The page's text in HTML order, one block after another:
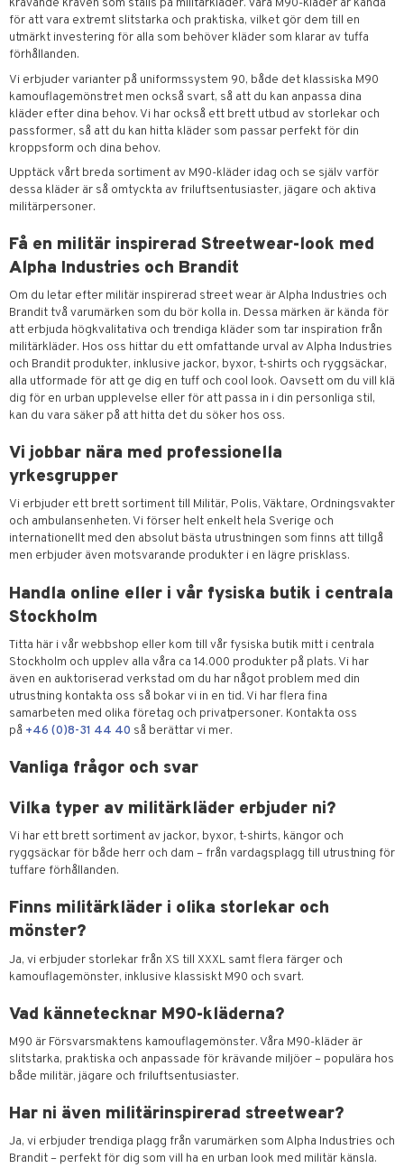
krävande kraven som ställs på militärkläder. Våra M90-kläder är kända
för att vara extremt slitstarka och praktiska, vilket gör dem till en
utmärkt investering för alla som behöver kläder som klarar av tuffa
förhållanden.
Vi erbjuder varianter på uniformssystem 90, både det klassiska M90
kamouflagemönstret men också svart, så att du kan anpassa dina
kläder efter dina behov. Vi har också ett brett utbud av storlekar och
passformer, så att du kan hitta kläder som passar perfekt för din
kroppsform och dina behov.
Upptäck vårt breda sortiment av M90-kläder idag och se själv varför
dessa kläder är så omtyckta av friluftsentusiaster, jägare och aktiva
militärpersoner.
Få en militär inspirerad Streetwear-look med
Alpha Industries och Brandit
Om du letar efter militär inspirerad street wear är Alpha Industries och
Brandit två varumärken som du bör kolla in. Dessa märken är kända för
att erbjuda högkvalitativa och trendiga kläder som tar inspiration från
militärkläder. Hos oss hittar du ett omfattande urval av Alpha Industries
och Brandit produkter, inklusive jackor, byxor, t-shirts och ryggsäckar,
alla utformade för att ge dig en tuff och cool look. Oavsett om du vill klä
dig för en urban upplevelse eller för att passa in i din personliga stil,
kan du vara säker på att hitta det du söker hos oss.
Vi jobbar nära med professionella
yrkesgrupper
Vi erbjuder ett brett sortiment till Militär, Polis, Väktare, Ordningsvakter
och ambulansenheten. Vi förser helt enkelt hela Sverige och
internationellt med den absolut bästa utrustningen som finns att tillgå
men erbjuder även motsvarande produkter i en lägre prisklass.
Handla online eller i vår fysiska butik i centrala
Stockholm
Titta här i vår webbshop eller kom till vår fysiska butik mitt i centrala
Stockholm och upplev alla våra ca 14.000 produkter på plats. Vi har
även en auktoriserad verkstad om du har något problem med din
utrustning kontakta oss så bokar vi in en tid. Vi har flera fina
samarbeten med olika företag och privatpersoner. Kontakta oss
på +46 (0)8-31 44 40 så berättar vi mer.
Vanliga frågor och svar
Vilka typer av militärkläder erbjuder ni?
Vi har ett brett sortiment av jackor, byxor, t-shirts, kängor och
ryggsäckar för både herr och dam – från vardagsplagg till utrustning för
tuffare förhållanden.
Finns militärkläder i olika storlekar och
mönster?
Ja, vi erbjuder storlekar från XS till XXXL samt flera färger och
kamouflagemönster, inklusive klassiskt M90 och svart.
Vad kännetecknar M90-kläderna?
M90 är Försvarsmaktens kamouflagemönster. Våra M90-kläder är
slitstarka, praktiska och anpassade för krävande miljöer – populära hos
både militär, jägare och friluftsentusiaster.
Har ni även militärinspirerad streetwear?
Ja, vi erbjuder trendiga plagg från varumärken som Alpha Industries och
Brandit – perfekt för dig som vill ha en urban look med militär känsla.